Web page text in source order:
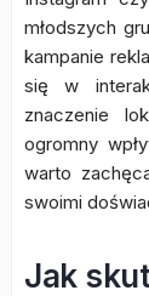
młodszych
kampanie
się w
znaczenie
ogromny
warto
swoimi
Jak